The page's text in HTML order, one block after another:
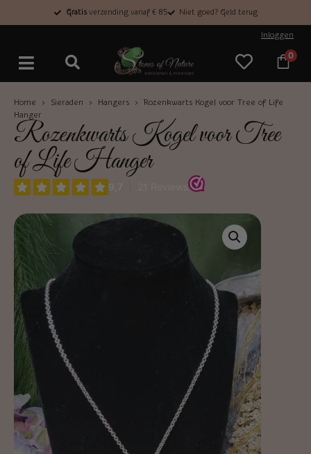
Gratisverzending vanaf € 85 Niet goed? Geld terug
Inloggen
0
Home › Sieraden › Hangers › Rozenkwarts Kogel voor Tree of Life
Hanger
Rozenkwarts Kogel voor Tree
of Life Hanger